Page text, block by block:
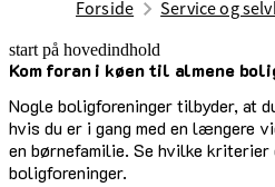
Forside Service og
start på hovedindhold
Kom foran i køen til almene
Nogle boligforeninger tilbyder, at
hvis du er i gang med en længere
en børnefamilie. Se hvilke
boligforeninger.
senest opdateret 23. januar 2025